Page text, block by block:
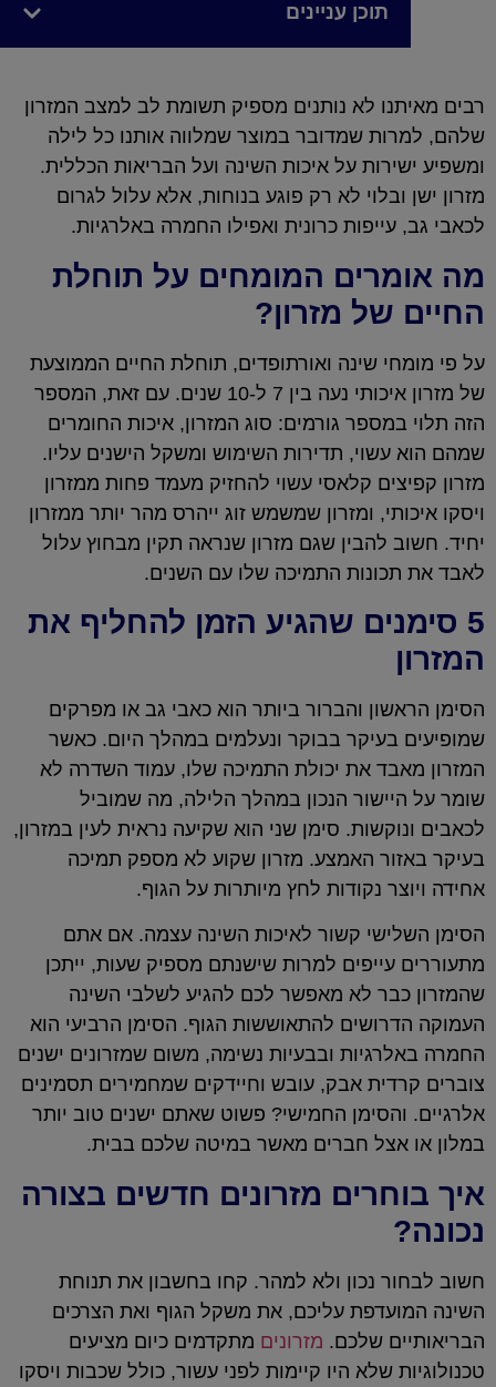
תוכן עניינים
רבים מאיתנו לא נותנים מספיק תשומת לב למצב המזרון
שלהם, למרות שמדובר במוצר שמלווה אותנו כל לילה
ומשפיע ישירות על איכות השינה ועל הבריאות הכללית.
מזרון ישן ובלוי לא רק פוגע בנוחות, אלא עלול לגרום
לכאבי גב, עייפות כרונית ואפילו החמרה באלרגיות.
מה אומרים המומחים על תוחלת
החיים של מזרון?
על פי מומחי שינה ואורתופדים, תוחלת החיים הממוצעת
של מזרון איכותי נעה בין 7 ל-10 שנים. עם זאת, המספר
הזה תלוי במספר גורמים: סוג המזרון, איכות החומרים
שמהם הוא עשוי, תדירות השימוש ומשקל הישנים עליו.
מזרון קפיצים קלאסי עשוי להחזיק מעמד פחות ממזרון
ויסקו איכותי, ומזרון שמשמש זוג ייהרס מהר יותר ממזרון
יחיד. חשוב להבין שגם מזרון שנראה תקין מבחוץ עלול
לאבד את תכונות התמיכה שלו עם השנים.
5 סימנים שהגיע הזמן להחליף את
המזרון
הסימן הראשון והברור ביותר הוא כאבי גב או מפרקים
שמופיעים בעיקר בבוקר ונעלמים במהלך היום. כאשר
המזרון מאבד את יכולת התמיכה שלו, עמוד השדרה לא
שומר על היישור הנכון במהלך הלילה, מה שמוביל
לכאבים ונוקשות. סימן שני הוא שקיעה נראית לעין במזרון,
בעיקר באזור האמצע. מזרון שקוע לא מספק תמיכה
אחידה ויוצר נקודות לחץ מיותרות על הגוף.
הסימן השלישי קשור לאיכות השינה עצמה. אם אתם
מתעוררים עייפים למרות שישנתם מספיק שעות, ייתכן
שהמזרון כבר לא מאפשר לכם להגיע לשלבי השינה
העמוקה הדרושים להתאוששות הגוף. הסימן הרביעי הוא
החמרה באלרגיות ובבעיות נשימה, משום שמזרונים ישנים
צוברים קרדית אבק, עובש וחיידקים שמחמירים תסמינים
אלרגיים. והסימן החמישי? פשוט שאתם ישנים טוב יותר
במלון או אצל חברים מאשר במיטה שלכם בבית.
איך בוחרים מזרונים חדשים בצורה
נכונה?
חשוב לבחור נכון ולא למהר. קחו בחשבון את תנוחת
השינה המועדפת עליכם, את משקל הגוף ואת הצרכים
הבריאותיים שלכם. מזרונים מתקדמים כיום מציעים
טכנולוגיות שלא היו קיימות לפני עשור, כולל שכבות ויסקו